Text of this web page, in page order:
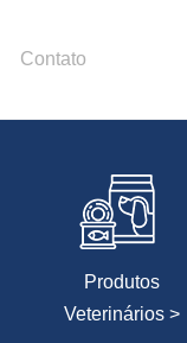
Contato
Produtos
Veterinários >